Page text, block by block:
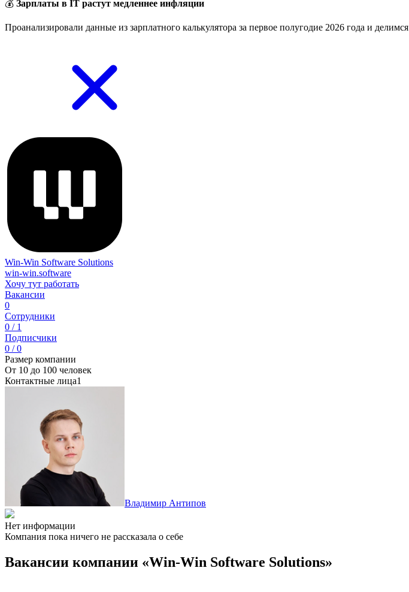
💰 Зарплаты в IT растут медленнее инфляции
Проанализировали данные из зарплатного калькулятора за первое полугодие 2026 года и делимся
Win-Win Software Solutions
win-win.software
Хочу тут работать
Вакансии
0
Сотрудники
0 / 1
Подписчики
0 / 0
Размер компании
От 10 до 100 человек
Контактные лица1
Владимир Антипов
Нет информации
Компания пока ничего не рассказала о себе
Вакансии компании «Win-Win Software Solutions»